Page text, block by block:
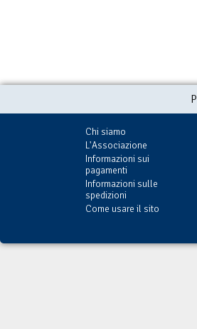
Chi siamo
L'Associazione
Informazioni sui
pagamenti
Informazioni sulle
spedizioni
Come usare il sito